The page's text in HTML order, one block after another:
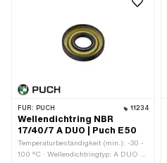
FÜR: PUCH 11234
Wellendichtring NBR
17/40/7 A DUO | Puch E50
Temperaturbeständigkeit (min.): -30 -
100 °C · Wellendichtringtyp: A DUO -